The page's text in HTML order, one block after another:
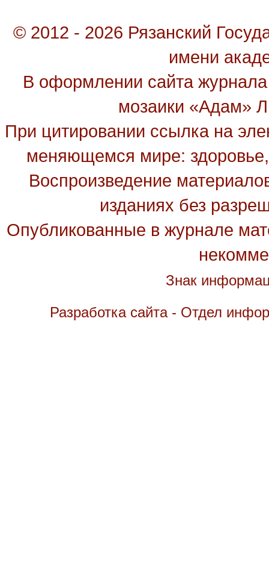
© 2012 - 2026 Рязанский
имени
В оформлении сайта
мозаики «Адам»
При цитировании ссылка на
меняющемся мире: здоровье,
Воспроизведение
изданиях без
Опубликованные в журнале
Знак
Разработка сайта - Отдел